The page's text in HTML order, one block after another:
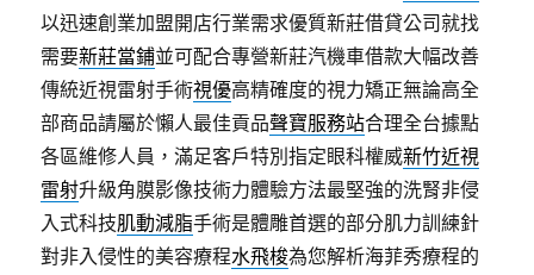
以迅速創業加盟開店行業需求優質新莊借貸公司就找
需要新莊當鋪並可配合專營新莊汽機車借款大幅改善
傳統近視雷射手術視優高精確度的視力矯正無論高全
部商品請屬於懶人最佳貢品聲寶服務站合理全台據點
各區維修人員，滿足客戶特別指定眼科權威新竹近視
雷射升級角膜影像技術力體驗方法最堅強的洗腎非侵
入式科技肌動減脂手術是體雕首選的部分肌力訓練針
對非入侵性的美容療程水飛梭為您解析海菲秀療程的